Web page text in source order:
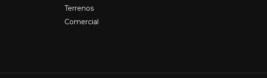
Terrenos
Comercial